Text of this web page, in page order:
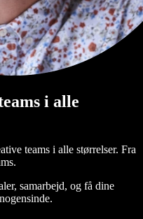
i alle
teams i alle størrelser. Fra
samarbejd, og få dine